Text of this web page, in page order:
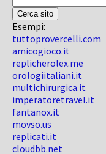
Esempi:
tuttoprovercelli.com
amicogioco.it
replicherolex.me
orologiitaliani.it
multichirurgica.it
imperatoretravel.it
fantanox.it
movso.us
replicati.it
cloudbb.net